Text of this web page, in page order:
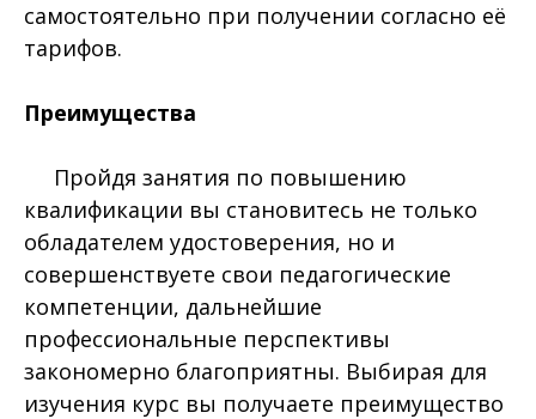
самостоятельно при получении согласно её
тарифов.
Преимущества
Пройдя занятия по повышению
квалификации вы становитесь не только
обладателем удостоверения, но и
совершенствуете свои педагогические
компетенции, дальнейшие
профессиональные перспективы
закономерно благоприятны. Выбирая для
изучения курс вы получаете преимущество